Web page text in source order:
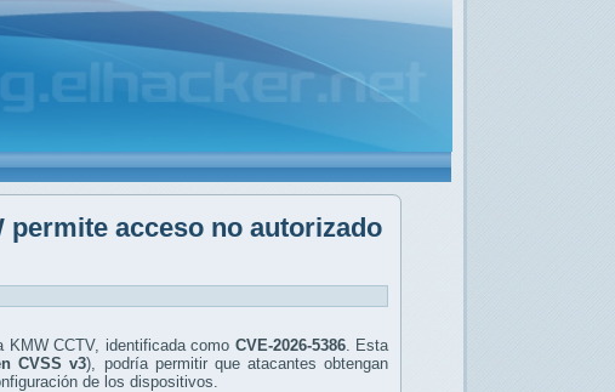
permite acceso no autorizado
CCTV, identificada como CVE-2026-5386. Esta
CVSS v3), podría permitir que atacantes obtengan
de los dispositivos.